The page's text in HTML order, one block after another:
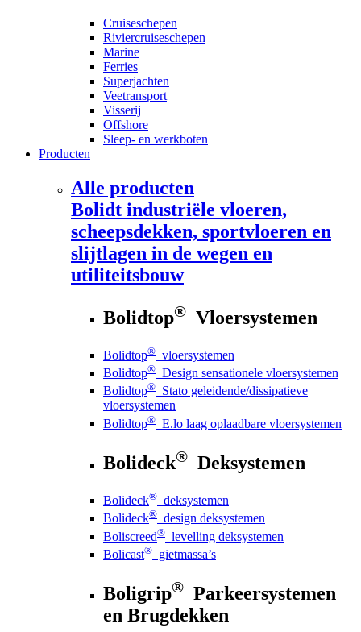
Cruiseschepen
Riviercruiseschepen
Marine
Ferries
Superjachten
Veetransport
Visserij
Offshore
Sleep- en werkboten
Producten
Alle producten
Bolidt industriële vloeren,
scheepsdekken, sportvloeren en
slijtlagen in de wegen en
utiliteitsbouw
Bolidtop® Vloersystemen
Bolidtop® vloersystemen
Bolidtop® Design sensationele vloersystemen
Bolidtop® Stato geleidende/dissipatieve
vloersystemen
Bolidtop® E.lo laag oplaadbare vloersystemen
Bolideck® Deksystemen
Bolideck® deksystemen
Bolideck® design deksystemen
Boliscreed® levelling deksystemen
Bolicast® gietmassa’s
Boligrip® Parkeersystemen
en Brugdekken